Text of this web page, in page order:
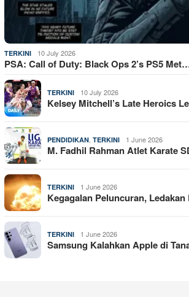
TERKINI 10 July 2026
PSA: Call of Duty: Black Ops 2’s PS5
TERKINI 10 July 2026
Kelsey Mitchell’s Late Heroics
PENDIDIKAN, TERKINI 1 June 2026
M. Fadhil Rahman Atlet Karate
TERKINI 1 June 2026
Kegagalan Peluncuran,
TERKINI 1 June 2026
Samsung Kalahkan Apple di